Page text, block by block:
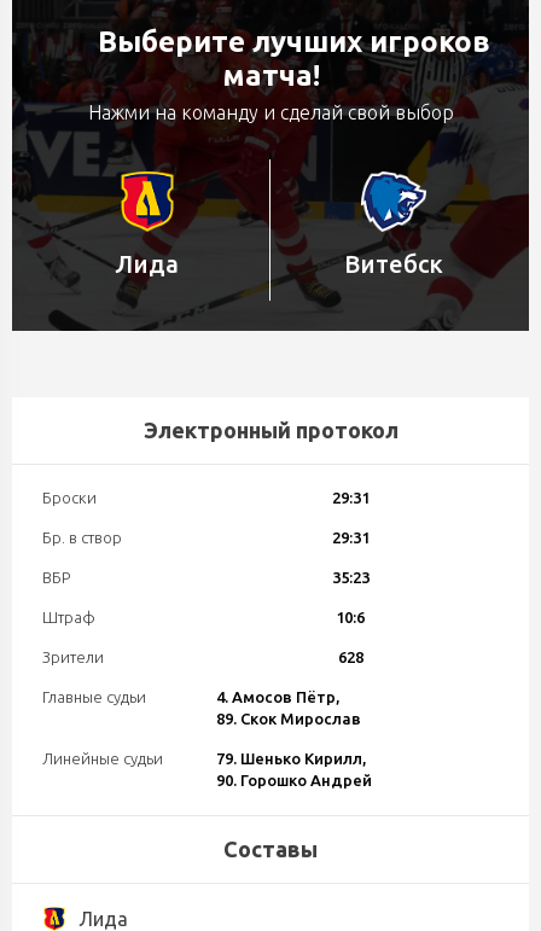
Выберите лучших игроков
матча!
Нажми на команду и сделай свой выбор
Лида Витебск
Электронный протокол
Броски 29:31
Бр. в створ 29:31
ВБР 35:23
Штраф 10:6
Зрители 628
Главные судьи
4. Амосов Пётр,
89. Скок Мирослав
Линейные судьи
79. Шенько Кирилл,
90. Горошко Андрей
Составы
Лида